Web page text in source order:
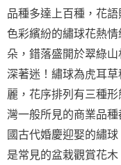
品種多達上百種，花
色彩繽紛的繡球花熱
朵，錯落盛開於翠綠
深著迷！繡球為虎耳
麗，花序排列有三種
灣一般所見的商業品
國古代婚慶迎娶的繡
是常見的盆栽觀賞花木